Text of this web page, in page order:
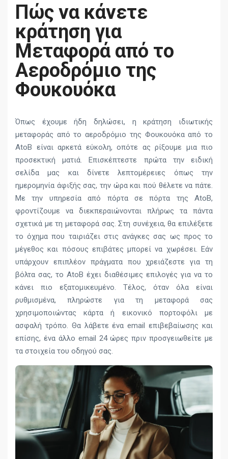
Πώς να κάνετε
κράτηση για
Μεταφορά από το
Αεροδρόμιο της
Φουκουόκα
Όπως έχουμε ήδη δηλώσει, η κράτηση ιδιωτικής
μεταφοράς από το αεροδρόμιο της Φουκουόκα από το
AtoB είναι αρκετά εύκολη, οπότε ας ρίξουμε μια πιο
προσεκτική ματιά. Επισκέπτεστε πρώτα την ειδική
σελίδα μας και δίνετε λεπτομέρειες όπως την
ημερομηνία άφιξής σας, την ώρα και πού θέλετε να πάτε.
Με την υπηρεσία από πόρτα σε πόρτα της AtoB,
φροντίζουμε να διεκπεραιώνονται πλήρως τα πάντα
σχετικά με τη μεταφορά σας. Στη συνέχεια, θα επιλέξετε
το όχημα που ταιριάζει στις ανάγκες σας ως προς το
μέγεθος και πόσους επιβάτες μπορεί να χωρέσει. Εάν
υπάρχουν επιπλέον πράγματα που χρειάζεστε για τη
βόλτα σας, το AtoB έχει διαθέσιμες επιλογές για να το
κάνει πιο εξατομικευμένο. Τέλος, όταν όλα είναι
ρυθμισμένα, πληρώστε για τη μεταφορά σας
χρησιμοποιώντας κάρτα ή εικονικό πορτοφόλι με
ασφαλή τρόπο. Θα λάβετε ένα email επιβεβαίωσης και
επίσης, ένα άλλο email 24 ώρες πριν προσγειωθείτε με
τα στοιχεία του οδηγού σας.